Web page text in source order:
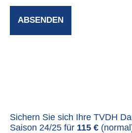
ABSENDEN
Sichern Sie sich Ihre TVDH
Saison 24/25 für 115 €